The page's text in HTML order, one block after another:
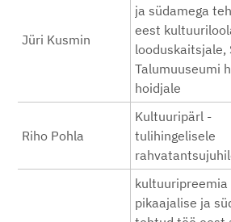
Jüri Kusmin
ja südamega
eest
looduskaitsjale,
Talumuuseumi
hoidjale
Riho Pohla
Kultuuripärl -
tulihingelisele
kultuuripreemia
pikaajalise ja